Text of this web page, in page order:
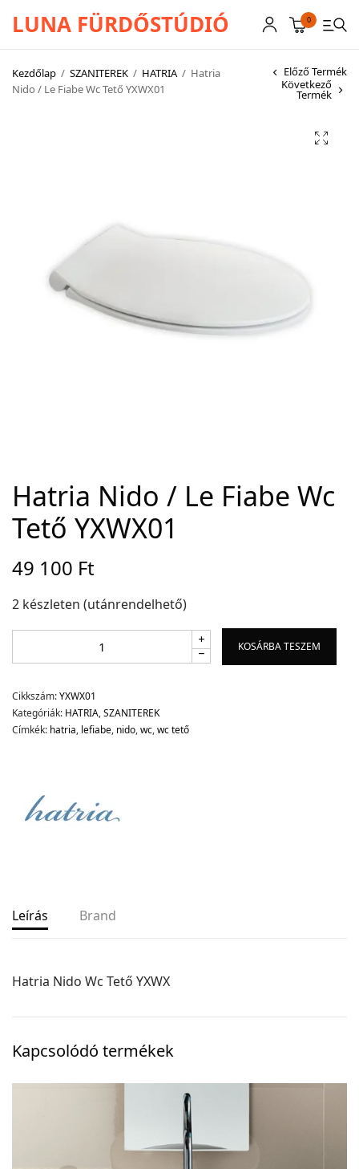
LUNA FÜRDŐSTÚDIÓ 0
Kezdőlap / SZANITEREK / HATRIA / Hatria
Nido / Le Fiabe Wc Tető YXWX01
Előző Termék
Következő
Termék
Hatria Nido / Le Fiabe Wc
Tető YXWX01
49 100 Ft
2 készleten (utánrendelhető)
KOSÁRBA TESZEM
Cikkszám:YXWX01
Kategóriák: HATRIA,SZANITEREK
Címkék: hatria, lefiabe, nido,wc,wc tető
Leírás Brand
Hatria Nido Wc Tető YXWX
Kapcsolódó termékek
KABINOK – TÁLCÁK
TOVÁBBI TERMÉKEK
BEMUTATÓTERMÜNK KÉPEKBEN
Copyright © 2021Premium WordPress Themes